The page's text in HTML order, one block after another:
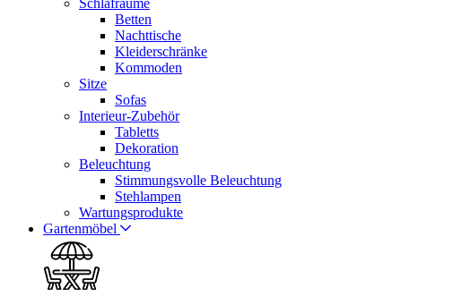
Betten
Nachttische
Kleiderschränke
Kommoden
Sitze
Sofas
Interieur-Zubehör
Tabletts
Dekoration
Beleuchtung
Stimmungsvolle Beleuchtung
Stehlampen
Wartungsprodukte
Gartenmöbel